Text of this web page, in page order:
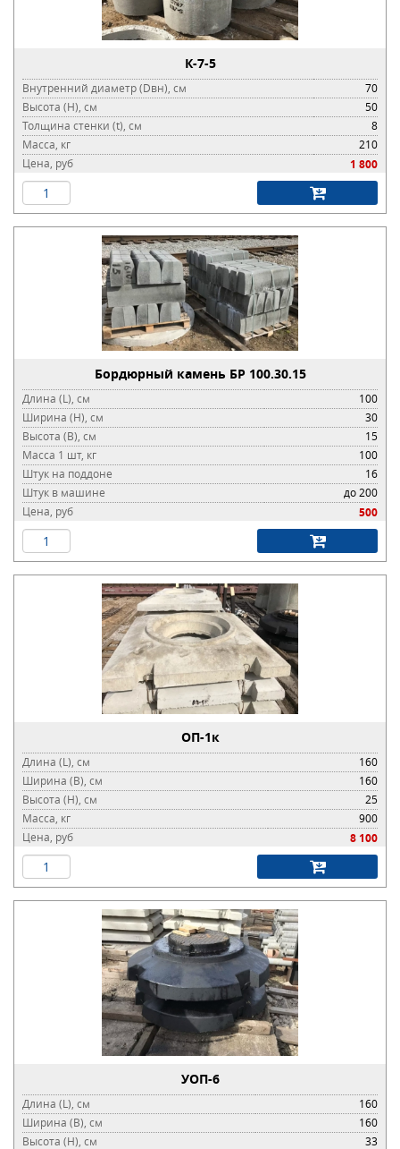
К-7-5
Внутренний диаметр (Dвн), см
70
Высота (H), см
50
Толщина стенки (t), см
8
Масса, кг
210
Цена, руб
1 800
Бордюрный камень БР 100.30.15
Длина (L), см
100
Ширина (H), см
30
Высота (B), см
15
Масса 1 шт, кг
100
Штук на поддоне
16
Штук в машине
до 200
Цена, руб
500
ОП-1к
Длина (L), см
160
Ширина (B), см
160
Высота (H), см
25
Масса, кг
900
Цена, руб
8 100
УОП-6
Длина (L), см
160
Ширина (B), см
160
Высота (H), см
33